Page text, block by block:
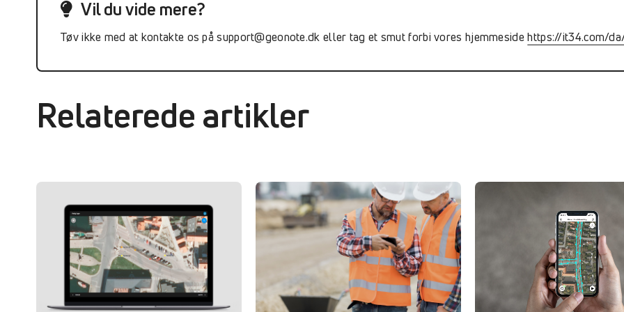
Vil du vide mere?
Tøv ikke med at kontakte os på support@geonote.dk eller tag et smut forbi vores hjemmesidehttps://it34.com/
Relaterede artikler